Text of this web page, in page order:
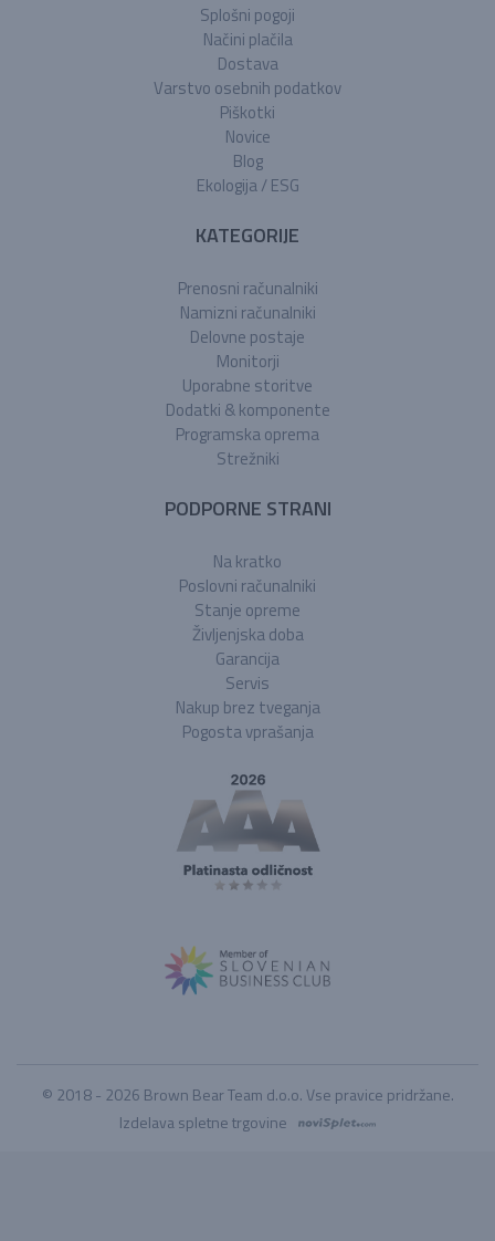
Splošni pogoji
Načini plačila
Dostava
Varstvo osebnih podatkov
Piškotki
Novice
Blog
Ekologija / ESG
KATEGORIJE
Prenosni računalniki
Namizni računalniki
Delovne postaje
Monitorji
Uporabne storitve
Dodatki & komponente
Programska oprema
Strežniki
PODPORNE STRANI
Na kratko
Poslovni računalniki
Stanje opreme
Življenjska doba
Garancija
Servis
Nakup brez tveganja
Pogosta vprašanja
© 2018 - 2026 Brown Bear Team d.o.o. Vse pravice pridržane.
Izdelava spletne trgovine